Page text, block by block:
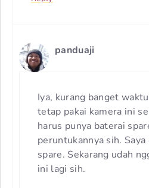
panduaji
Iya, kurang banget
tetap pakai kamera ini
harus punya baterai
peruntukannya sih.
spare. Sekarang udah
ini lagi sih.